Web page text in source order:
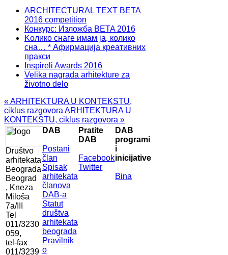
ARCHITECTURAL TEXT BETA
2016 competition
Конкурс: Изложба BETA 2016
Kолико снаге имам ја, колико
сна… * Афирмација креативних
пракси
Inspireli Awards 2016
Velika nagrada arhitekture za
životno delo
« ARHITEKTURA U KONTEKSTU,
ciklus razgovora ARHITEKTURA U
KONTEKSTU, ciklus razgovora »
Društvo
arhitekata
Beograda
Beograd
, Kneza
Miloša
7a/III
Tel
011/3230
059,
tel-fax
011/3239
DAB
Postani
član
Spisak
arhitekata
članova
DAB-a
Statut
društva
arhitekata
beograda
Pravilnik
o
Pratite
DAB
Facebook
Twitter
DAB
programi
i
inicijative
Bina